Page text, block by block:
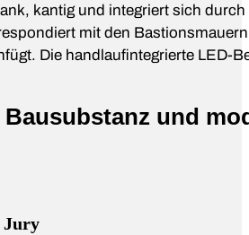
kantig und integriert sich
mit den
Die handlaufintegrierte LED-
und
Jury